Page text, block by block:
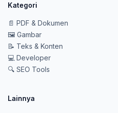
Kategori
📄 PDF & Dokumen
🖼️ Gambar
📝 Teks & Konten
💻 Developer
🔍 SEO Tools
Lainnya